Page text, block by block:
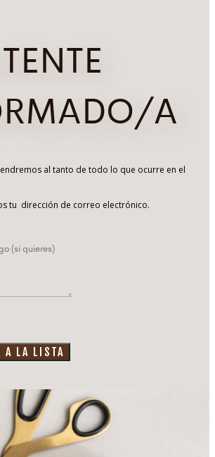
A
al tanto de todo lo que ocurre en el
tu dirección de correo electrónico.
A LA LISTA